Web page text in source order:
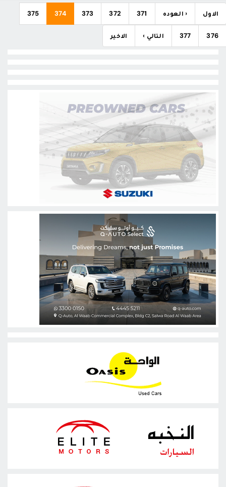
الاول ‹ العوده 371
372
373
374
375
376
377 التالي › الاخير